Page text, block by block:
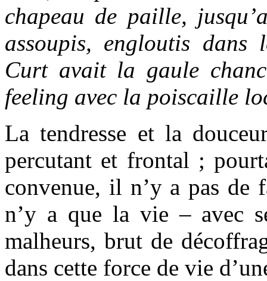
chapeau de paille,
assoupis, engloutis
Curt avait la gaule
feeling avec la poiscaille
La tendresse et la
percutant et frontal ;
convenue, il n’y a pas de
n’y a que la vie – avec
malheurs, brut de
dans cette force de vie